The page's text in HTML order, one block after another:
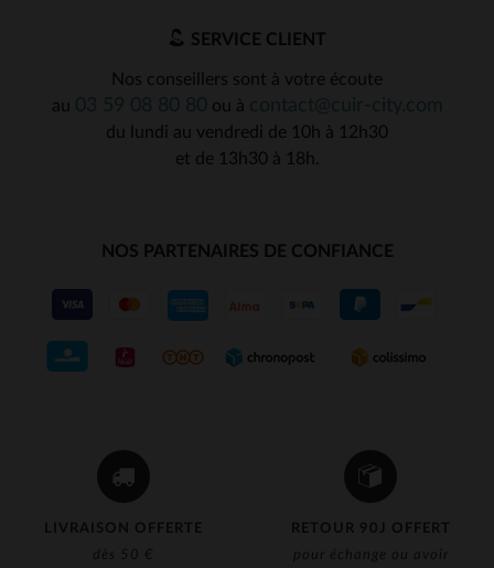
LIVRAISON OFFERTE
dès 50 €
RETOUR 90J OFFERT
pour échange ou avoir
SERVICE CLIENT
Nos conseillers sont à votre écoute
au
ou à
du lundi au vendredi de 10h à 12h30
et de 13h30 à 18h.
NOS PARTENAIRES DE CONFIANCE